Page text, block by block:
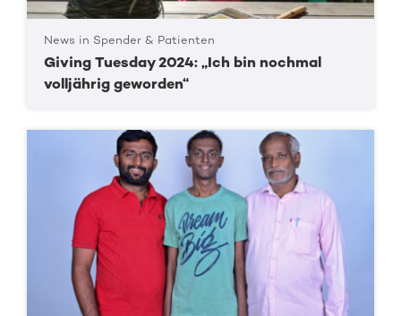
News in Spender & Patienten
Giving Tuesday 2024: „Ich bin nochmal
volljährig geworden“